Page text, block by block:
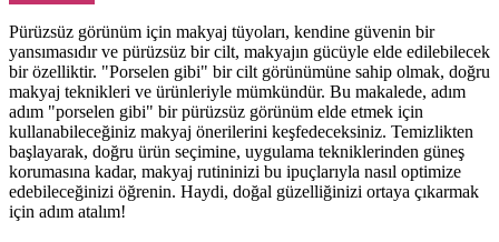
Pürüzsüz görünüm için makyaj tüyoları, kendine güvenin bir
yansımasıdır ve pürüzsüz bir cilt, makyajın gücüyle elde edilebilecek
bir özelliktir. "Porselen gibi" bir cilt görünümüne sahip olmak, doğru
makyaj teknikleri ve ürünleriyle mümkündür. Bu makalede, adım
adım "porselen gibi" bir pürüzsüz görünüm elde etmek için
kullanabileceğiniz makyaj önerilerini keşfedeceksiniz. Temizlikten
başlayarak, doğru ürün seçimine, uygulama tekniklerinden güneş
korumasına kadar, makyaj rutininizi bu ipuçlarıyla nasıl optimize
edebileceğinizi öğrenin. Haydi, doğal güzelliğinizi ortaya çıkarmak
için adım atalım!